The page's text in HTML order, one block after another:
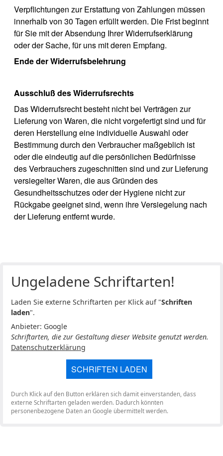
Verpflichtungen zur Erstattung von Zahlungen müssen
innerhalb von 30 Tagen erfüllt werden. Die Frist beginnt
für Sie mit der Absendung Ihrer Widerrufserklärung
oder der Sache, für uns mit deren Empfang.
Ende der Widerrufsbelehrung
Ausschluß des Widerrufsrechts
Das Widerrufsrecht besteht nicht bei Verträgen zur
Lieferung von Waren, die nicht vorgefertigt sind und für
deren Herstellung eine individuelle Auswahl oder
Bestimmung durch den Verbraucher maßgeblich ist
oder die eindeutig auf die persönlichen Bedürfnisse
des Verbrauchers zugeschnitten sind und zur Lieferung
versiegelter Waren, die aus Gründen des
Gesundheitsschutzes oder der Hygiene nicht zur
Rückgabe geeignet sind, wenn ihre Versiegelung nach
der Lieferung entfernt wurde.
Ungeladene Schriftarten!
Laden Sie externe Schriftarten per Klick auf "Schriften
laden".
Anbieter: Google
Schriftarten, die zur Gestaltung dieser Website genutzt werden.
Datenschutzerklärung
SCHRIFTEN LADEN
Durch Klick auf den Button erklären sich damit einverstanden, dass
externe Schriftarten geladen werden. Dadurch könnten
personenbezogene Daten an Google übermittelt werden.